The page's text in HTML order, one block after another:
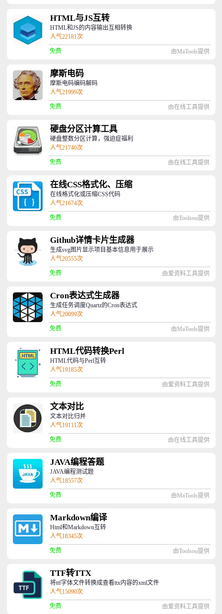
HTML与JS互转
HTML和JS的内容输出互相转换
人气22181次
免费 由MaTools提供
摩斯电码
摩斯电码编码解码
人气21999次
免费 由在线工具提供
硬盘分区计算工具
硬盘整数分区计算，强迫症福利
人气21740次
免费 由在线工具提供
在线CSS格式化、压缩
在线格式化或压缩CSS代码
人气21674次
免费 由Toolsou提供
Github详情卡片生成器
生成svg图片显示项目基本信息用于展示
人气20555次
免费 由爱资料工具提供
Cron表达式生成器
生成任务调度Quartz的Cron表达式
人气20099次
免费 由MaTools提供
HTML代码转换Perl
HTML代码与Perl互转
人气19185次
免费 由爱资料工具提供
文本对比
文本对比归并
人气19111次
免费 由在线工具提供
JAVA编程答题
JAVA编程测试题
人气18557次
免费 由MaTools提供
Markdown编译
Html和Markdown互转
人气18345次
免费 由Toolsou提供
TTF转TTX
将ttf字体文件转换成查看ttx内容的xml文件
人气15090次
免费 由爱资料工具提供